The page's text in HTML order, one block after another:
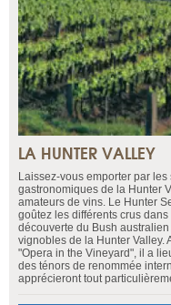
LA HUNTER VALLEY
Laissez-vous emporter par
gastronomiques de la Hunter
amateurs de vins. Le Hunter
goûtez les différents crus
découverte du Bush
vignobles de la Hunter Valley.
"Opera in the Vineyard", il a
des ténors de renommée
apprécieront tout